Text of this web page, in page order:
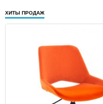
ХИТЫ ПРОДАЖ